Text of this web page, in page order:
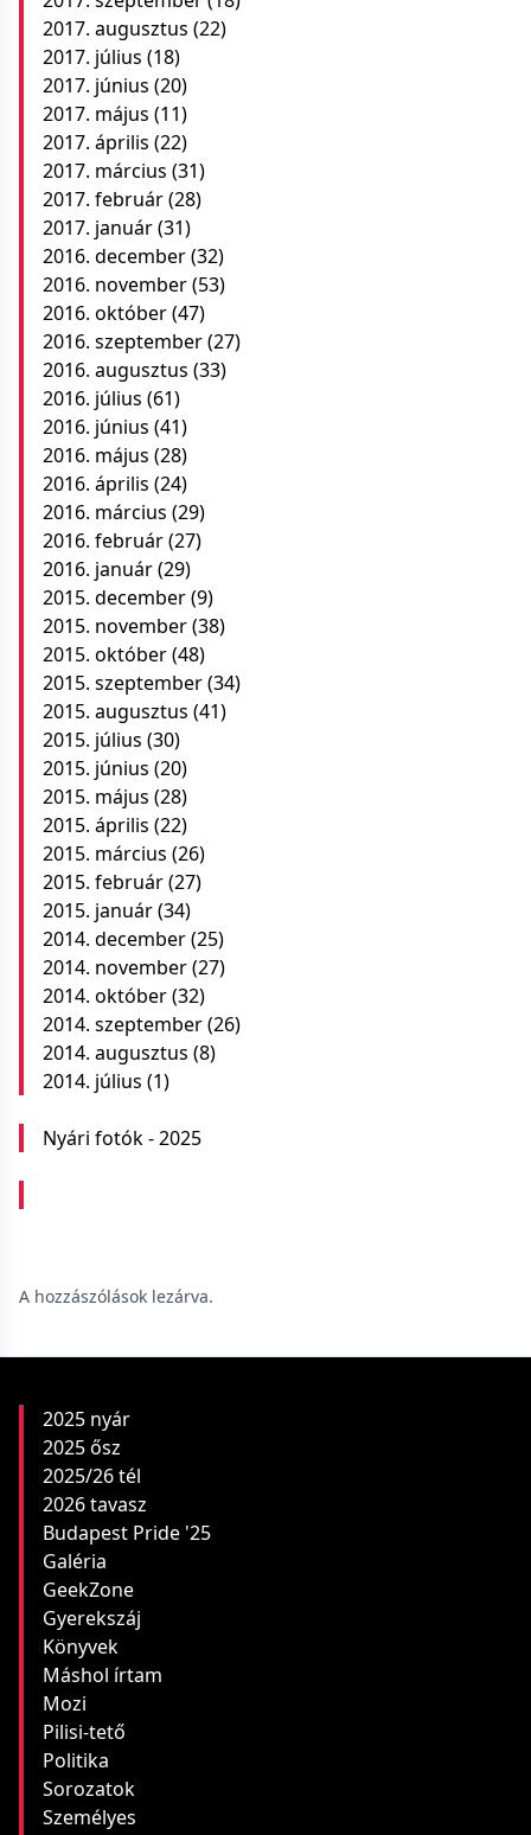
2017. augusztus (22)
2017. július (18)
2017. június (20)
2017. május (11)
2017. április (22)
2017. március (31)
2017. február(28)
2017. január(31)
2016. december(32)
2016. november(53)
2016. október(47)
2016. szeptember(27)
2016. augusztus (33)
2016. július (61)
2016. június (41)
2016. május (28)
2016. április (24)
2016. március (29)
2016. február(27)
2016. január(29)
2015. december(9)
2015. november(38)
2015. október(48)
2015. szeptember(34)
2015. augusztus (41)
2015. július (30)
2015. június (20)
2015. május (28)
2015. április (22)
2015. március (26)
2015. február(27)
2015. január(34)
2014. december(25)
2014. november(27)
2014. október(32)
2014. szeptember(26)
2014. augusztus (8)
2014. július (1)
Nyári fotók - 2025
A hozzászólások lezárva.
2025 nyár
2025 ősz
2025/26 tél
2026 tavasz
Budapest Pride '25
Galéria
GeekZone
Gyerekszáj
Könyvek
Máshol írtam
Mozi
Pilisi-tető
Politika
Sorozatok
Személyes